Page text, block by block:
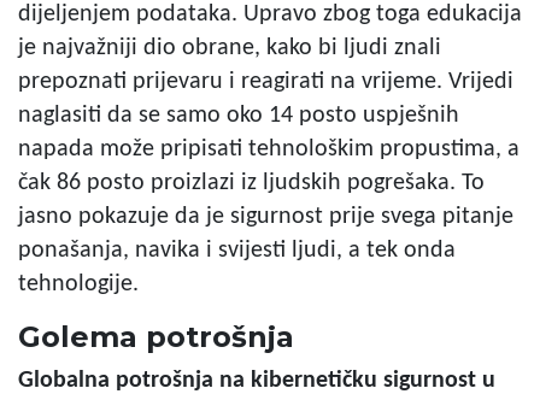
dijeljenjem podataka. Upravo zbog toga edukacija
je najvažniji dio obrane, kako bi ljudi znali
prepoznati prijevaru i reagirati na vrijeme. Vrijedi
naglasiti da se samo oko 14 posto uspješnih
napada može pripisati tehnološkim propustima, a
čak 86 posto proizlazi iz ljudskih pogrešaka. To
jasno pokazuje da je sigurnost prije svega pitanje
ponašanja, navika i svijesti ljudi, a tek onda
tehnologije.
Golema potrošnja
Globalna potrošnja na kibernetičku sigurnost u